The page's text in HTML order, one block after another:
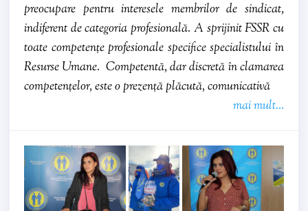
preocupare pentru interesele membrilor de sindicat,
indiferent de categoria profesională. A sprijinit FSSR cu
toate competențe profesionale specifice specialistului în
Resurse Umane. Competentă, dar discretă în clamarea
competențelor, este o prezență plăcută, comunicativă
mai mult...